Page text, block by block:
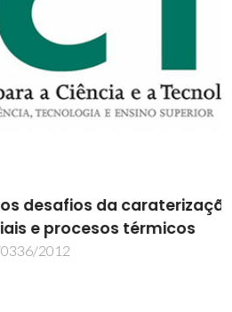
da caraterização de
térmicos